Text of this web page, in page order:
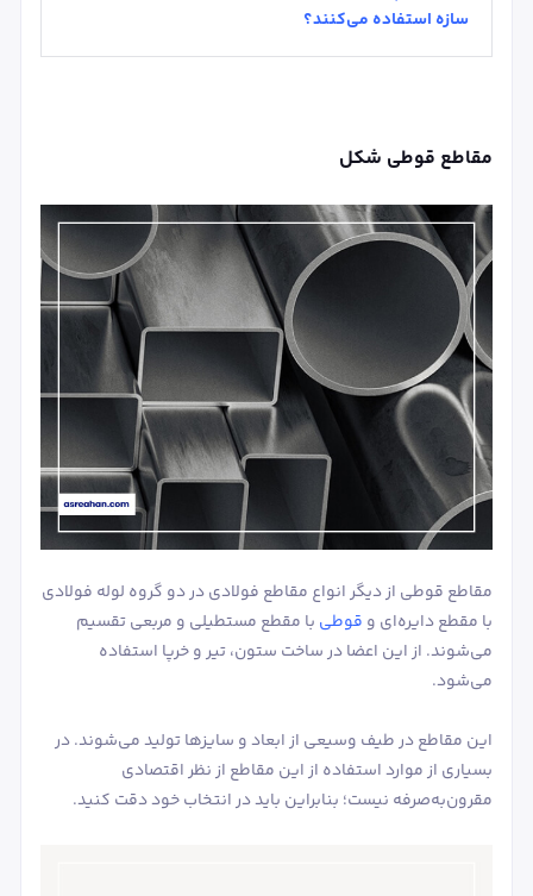
سازه استفاده می‌کنند؟
مقاطع قوطی شکل
مقاطع قوطی از دیگر انواع مقاطع فولادی در دو گروه لوله فولادی
با مقطع دایره‌ای و قوطی با مقطع مستطیلی و مربعی تقسیم
می‌شوند. از این اعضا در ساخت ستون، تیر و خرپا استفاده
می‌شود.
این مقاطع در طیف وسیعی از ابعاد و سایزها تولید می‌شوند. در
بسیاری از موارد استفاده از این مقاطع از نظر اقتصادی
مقرون‌به‌صرفه نیست؛ بنابراین باید در انتخاب خود دقت کنید.